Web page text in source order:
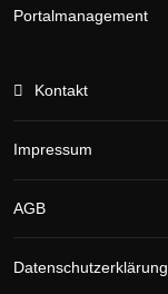
Portalmanagement
Kontakt
Impressum
AGB
Datenschutzerklärung